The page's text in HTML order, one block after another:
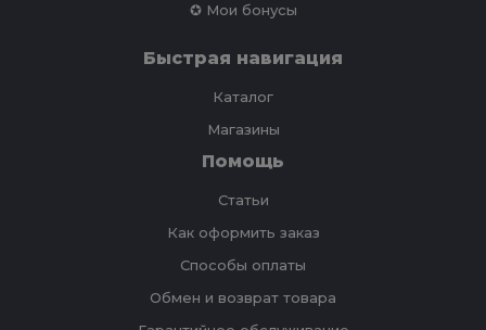
✪ Мои бонусы
Быстрая навигация
Каталог
Магазины
Помощь
Статьи
Как оформить заказ
Способы оплаты
Обмен и возврат товара